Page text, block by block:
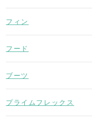
フィン
フード
ブーツ
プライムフレックス